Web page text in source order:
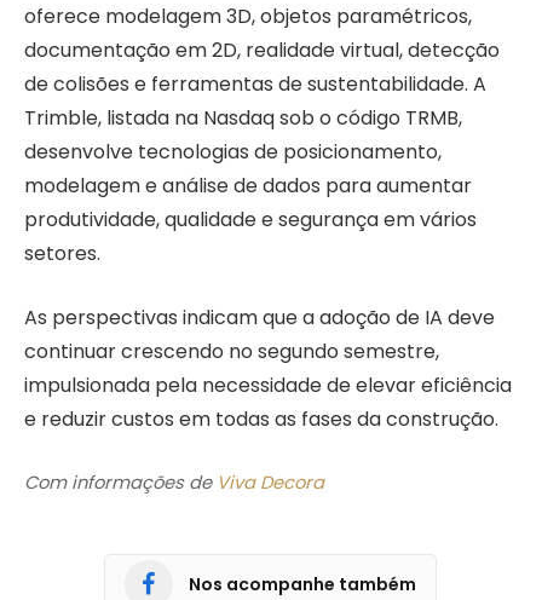
oferece modelagem 3D, objetos paramétricos,
documentação em 2D, realidade virtual, detecção
de colisões e ferramentas de sustentabilidade. A
Trimble, listada na Nasdaq sob o código TRMB,
desenvolve tecnologias de posicionamento,
modelagem e análise de dados para aumentar
produtividade, qualidade e segurança em vários
setores.
As perspectivas indicam que a adoção de IA deve
continuar crescendo no segundo semestre,
impulsionada pela necessidade de elevar eficiência
e reduzir custos em todas as fases da construção.
Com informações de Viva Decora
Nos acompanhe também